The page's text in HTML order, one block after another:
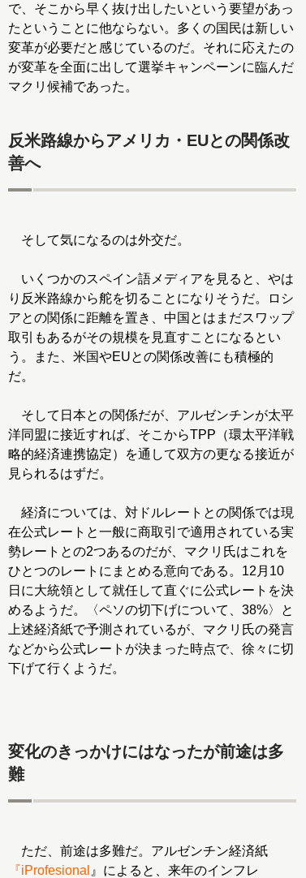
で、そこから早く抜け出したいという要望があっ
たということに他ならない。多くの国民は新しい
変革が必要だと感じているのだ。それに応えたの
が変革を全面に出して選挙キャンペーンに臨んだ
マクリ候補であった。
反米路線からアメリカ・EUとの関係改
善へ
そして気になるのは外交だ。
いくつかのスペイン語メディアを見ると、やは
り反米路線から舵を切ることになりそうだ。ロシ
アとの関係に距離を置き、中国とはまだスワップ
取引もあるがその規模を見直すことになるとい
う。また、米国やEUとの関係改善にも積極的
だ。
そして日本との関係だが、アルゼンチンが太平
洋同盟に接近すれば、そこからTPP（環太平洋戦
略的経済連携協定）を通して双方の更なる接近が
見られるはずだ。
経済については、対ドルレートとの関係では現
在公式レートと一般に商取引で適用されている実
勢レートとの2つあるのだが、マクリ氏はこれを
ひとつのレートにまとめる意向である。12月10
日に大統領として就任して直ぐに公式レートを決
めるようだ。〈ペソの切下げについて、38%〉と
上述経済紙で予測されているが、マクリ氏の発言
などから公式レートが決まった時点で、徐々に切
下げて行くようだ。
変化のきっかけにはなったが前途は多
難
ただ、前途は多難だ。アルゼンチン経済紙
『iProfesional 』によると、来年のインフレ